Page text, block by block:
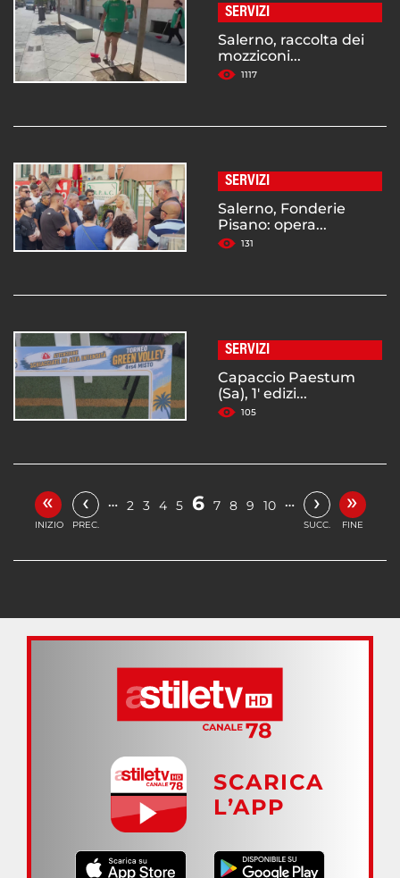
SERVIZI
Salerno, raccolta dei
mozziconi...
1117
SERVIZI
Salerno, Fonderie
Pisano: opera...
131
SERVIZI
Capaccio Paestum
(Sa), 1' edizi...
105
«
INIZIO
‹
PREC.
… 2 3 4 5 6 7 8 9 10 … ›
SUCC.
»
FINE
SCARICA
L’APP